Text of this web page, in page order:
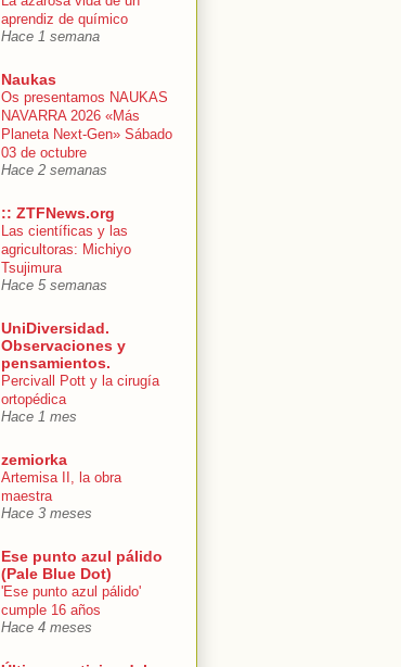
aprendiz de químico
Hace 1 semana
Naukas
Os presentamos NAUKAS
NAVARRA 2026 «Más
Planeta Next-Gen» Sábado
03 de octubre
Hace 2 semanas
:: ZTFNews.org
Las científicas y las
agricultoras: Michiyo
Tsujimura
Hace 5 semanas
UniDiversidad.
Observaciones y
pensamientos.
Percivall Pott y la cirugía
ortopédica
Hace 1 mes
zemiorka
Artemisa II, la obra
maestra
Hace 3 meses
Ese punto azul pálido
(Pale Blue Dot)
'Ese punto azul pálido'
cumple 16 años
Hace 4 meses